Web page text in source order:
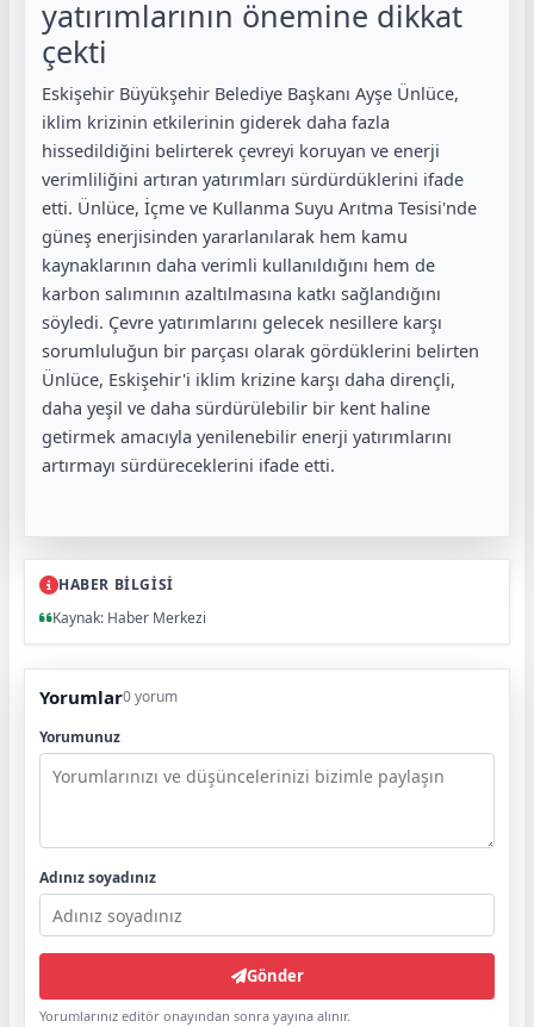
yatırımlarının önemine dikkat
çekti
Eskişehir Büyükşehir Belediye Başkanı Ayşe Ünlüce,
iklim krizinin etkilerinin giderek daha fazla
hissedildiğini belirterek çevreyi koruyan ve enerji
verimliliğini artıran yatırımları sürdürdüklerini ifade
etti. Ünlüce, İçme ve Kullanma Suyu Arıtma Tesisi'nde
güneş enerjisinden yararlanılarak hem kamu
kaynaklarının daha verimli kullanıldığını hem de
karbon salımının azaltılmasına katkı sağlandığını
söyledi. Çevre yatırımlarını gelecek nesillere karşı
sorumluluğun bir parçası olarak gördüklerini belirten
Ünlüce, Eskişehir'i iklim krizine karşı daha dirençli,
daha yeşil ve daha sürdürülebilir bir kent haline
getirmek amacıyla yenilenebilir enerji yatırımlarını
artırmayı sürdüreceklerini ifade etti.
HABER BİLGİSİ
Kaynak: Haber Merkezi
Yorumlar0 yorum
Yorumunuz
Adınız soyadınız
Gönder
Yorumlarınız editör onayından sonra yayına alınır.